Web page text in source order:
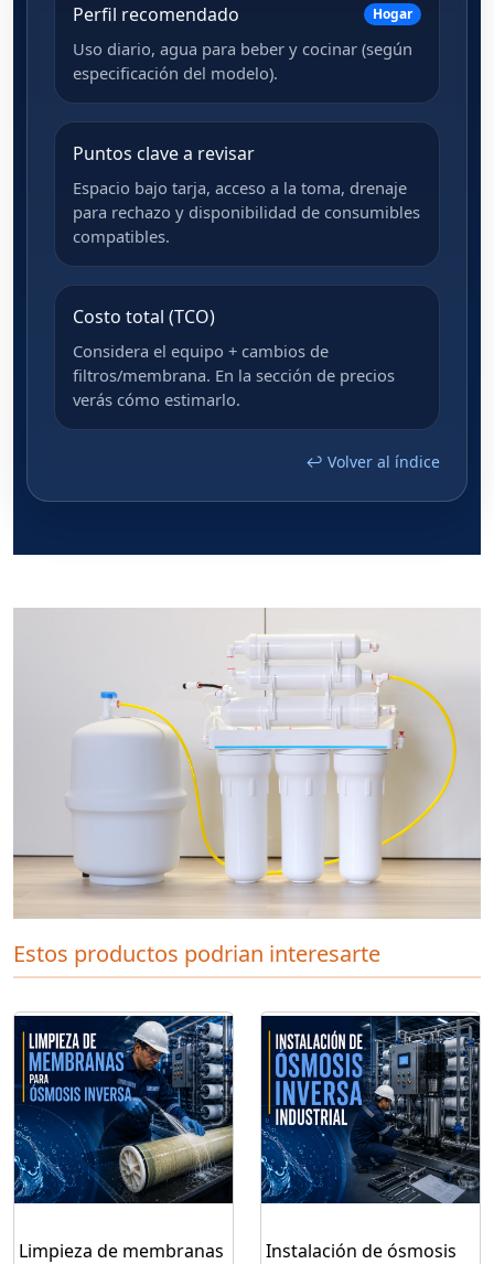
Perfil recomendado Hogar
Uso diario, agua para beber y cocinar (según
especificación del modelo).
Puntos clave a revisar
Espacio bajo tarja, acceso a la toma, drenaje
para rechazo y disponibilidad de consumibles
compatibles.
Costo total (TCO)
Considera el equipo + cambios de
filtros/membrana. En la sección de precios
verás cómo estimarlo.
↩ Volver al índice
Estos productos podrian interesarte
Limpieza de membranas Instalación de ósmosis